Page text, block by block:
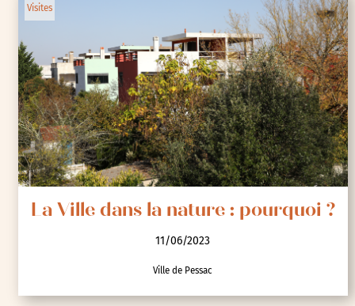
Hauts-de-Seine Habitat
Visites